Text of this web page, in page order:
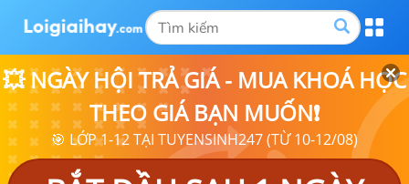
💥 NGÀY HỘI TRẢ GIÁ - MUA KHOÁ HỌC
THEO GIÁ BẠN MUỐN❗
🎯 LỚP 1-12 TẠI TUYENSINH247 (TỪ 10-12/08)